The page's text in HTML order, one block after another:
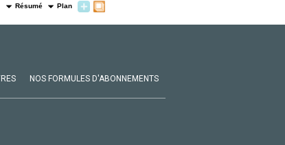
Résumé Plan
NOS FORMULES D'ABONNEMENTS